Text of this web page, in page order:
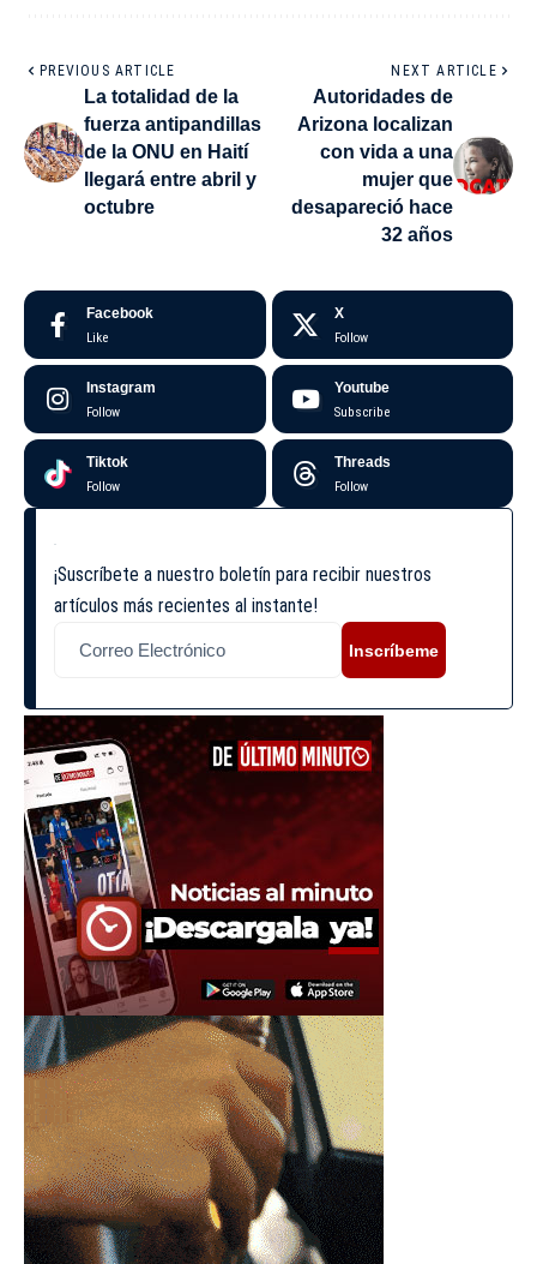
PREVIOUS ARTICLE
La totalidad de la
fuerza antipandillas
de la ONU en Haití
llegará entre abril y
octubre
NEXT ARTICLE
Autoridades de
Arizona localizan
con vida a una
mujer que
desapareció hace
32 años
Facebook
Like
X
Follow
Instagram
Follow
Youtube
Subscribe
Tiktok
Follow
Threads
Follow
¡Suscríbete a nuestro boletín para recibir nuestros
artículos más recientes al instante!
Inscríbeme